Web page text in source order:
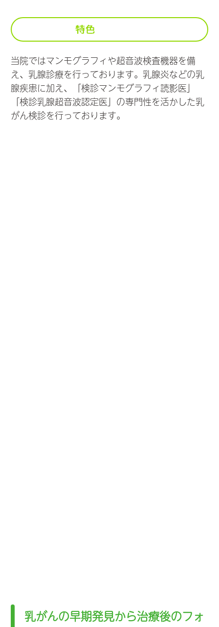
当院ではマンモグラフィや超音波検査機器を備
え、乳腺診療を行っております。乳腺炎などの乳
腺疾患に加え、「検診マンモグラフィ読影医」
「検診乳腺超音波認定医」の専門性を活かした乳
がん検診を行っております。
乳がんの早期発見から治療後のフォ